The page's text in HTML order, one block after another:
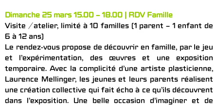
Dimanche 25 mars 15.00 – 18.00 | RDV Famille
Visite / atelier, limité à 10 familles (1 parent – 1 enfant de
6 à 12 ans)
Le rendez-vous propose de découvrir en famille, par le jeu
et l’expérimentation, des œuvres et une exposition
temporaire. Avec la complicité d’une artiste plasticienne,
Laurence Mellinger, les jeunes et leurs parents réalisent
une création collective qui fait écho à ce qu’ils découvrent
dans l’exposition. Une belle occasion d’imaginer et de